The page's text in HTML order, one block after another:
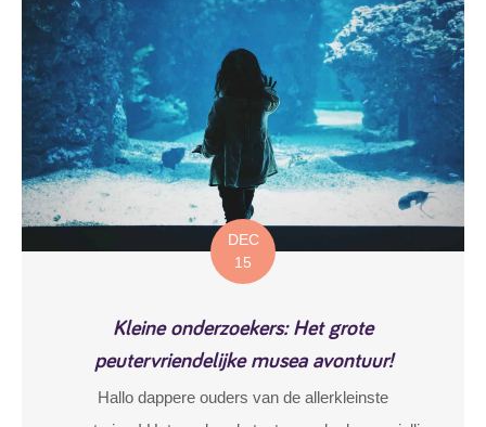
DEC
15
Kleine onderzoekers: Het grote
peutervriendelijke musea avontuur!
Hallo dappere ouders van de allerkleinste